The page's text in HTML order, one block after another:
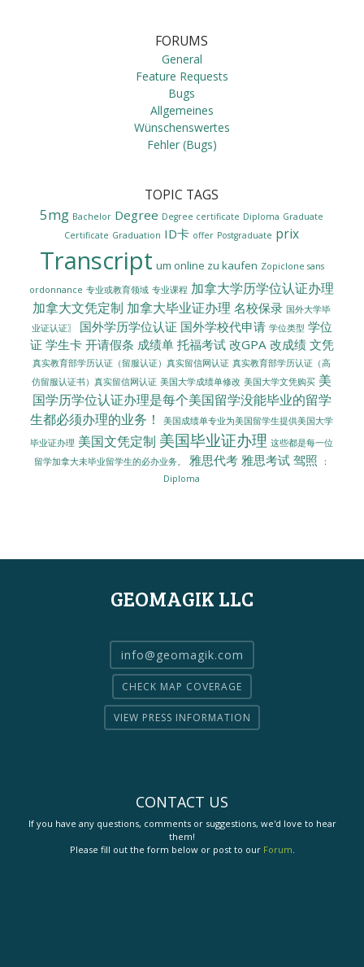
FORUMS
General
Feature Requests
Bugs
Allgemeines
Wünschenswertes
Fehler (Bugs)
TOPIC TAGS
5mg Bachelor Degree Degree certificate Diploma Graduate
Certificate Graduation ID卡 offer Postgraduate prix
Transcript um online zu kaufen Zopiclone sans
ordonnance 专业或教育领域 专业课程 加拿大学历学位认证办理
加拿大文凭定制 加拿大毕业证办理 名校保录 国外大学毕
业证认证〗
国外学历学位认证 国外学校代申请 学位类型 学位
证 学生卡 开请假条 成绩单 托福考试 改GPA 改成绩 文凭
真实教育部学历认证（留服认证）真实留信网认证 真实教育部学历认证（高
仿留服认证书）真实留信网认证 美国大学成绩单修改 美国大学文凭购买 美
国学历学位认证办理是每个美国留学没能毕业的留学
生都必须办理的业务！
美国成绩单专业为美国留学生提供美国大学
毕业证办理 美国文凭定制 美国毕业证办理 这些都是每一位
留学加拿大未毕业留学生的必办业务。
雅思代考 雅思考试 驾照
：
Diploma
GEOMAGIK LLC
info@geomagik.com
CHECK MAP COVERAGE
VIEW PRESS INFORMATION
CONTACT US
If you have any questions, comments or suggestions, we'd love to hear
them!
Please fill out the form below or post to our Forum